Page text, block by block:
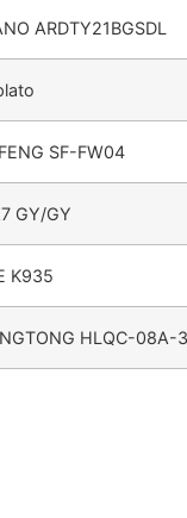
ARDTY21BGSDL
SF-FW04
GY/GY
K935
HLQC-08A-